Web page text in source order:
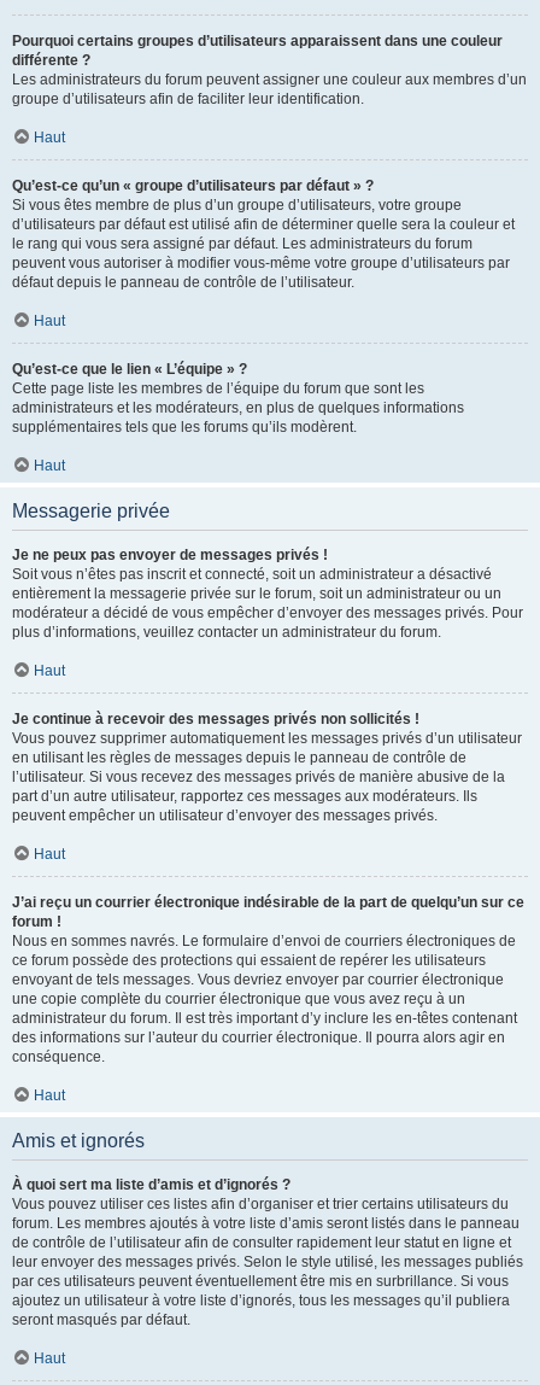
Pourquoi certains groupes d’utilisateurs apparaissent dans une couleur
différente ?
Les administrateurs du forum peuvent assigner une couleur aux membres d’un
groupe d’utilisateurs afin de faciliter leur identification.
Haut
Qu’est-ce qu’un « groupe d’utilisateurs par défaut » ?
Si vous êtes membre de plus d’un groupe d’utilisateurs, votre groupe
d’utilisateurs par défaut est utilisé afin de déterminer quelle sera la couleur et
le rang qui vous sera assigné par défaut. Les administrateurs du forum
peuvent vous autoriser à modifier vous-même votre groupe d’utilisateurs par
défaut depuis le panneau de contrôle de l’utilisateur.
Haut
Qu’est-ce que le lien « L’équipe » ?
Cette page liste les membres de l’équipe du forum que sont les
administrateurs et les modérateurs, en plus de quelques informations
supplémentaires tels que les forums qu’ils modèrent.
Haut
Messagerie privée
Je ne peux pas envoyer de messages privés !
Soit vous n’êtes pas inscrit et connecté, soit un administrateur a désactivé
entièrement la messagerie privée sur le forum, soit un administrateur ou un
modérateur a décidé de vous empêcher d’envoyer des messages privés. Pour
plus d’informations, veuillez contacter un administrateur du forum.
Haut
Je continue à recevoir des messages privés non sollicités !
Vous pouvez supprimer automatiquement les messages privés d’un utilisateur
en utilisant les règles de messages depuis le panneau de contrôle de
l’utilisateur. Si vous recevez des messages privés de manière abusive de la
part d’un autre utilisateur, rapportez ces messages aux modérateurs. Ils
peuvent empêcher un utilisateur d’envoyer des messages privés.
Haut
J’ai reçu un courrier électronique indésirable de la part de quelqu’un sur ce
forum !
Nous en sommes navrés. Le formulaire d’envoi de courriers électroniques de
ce forum possède des protections qui essaient de repérer les utilisateurs
envoyant de tels messages. Vous devriez envoyer par courrier électronique
une copie complète du courrier électronique que vous avez reçu à un
administrateur du forum. Il est très important d’y inclure les en-têtes contenant
des informations sur l’auteur du courrier électronique. Il pourra alors agir en
conséquence.
Haut
Amis et ignorés
À quoi sert ma liste d’amis et d’ignorés ?
Vous pouvez utiliser ces listes afin d’organiser et trier certains utilisateurs du
forum. Les membres ajoutés à votre liste d’amis seront listés dans le panneau
de contrôle de l’utilisateur afin de consulter rapidement leur statut en ligne et
leur envoyer des messages privés. Selon le style utilisé, les messages publiés
par ces utilisateurs peuvent éventuellement être mis en surbrillance. Si vous
ajoutez un utilisateur à votre liste d’ignorés, tous les messages qu’il publiera
seront masqués par défaut.
Haut